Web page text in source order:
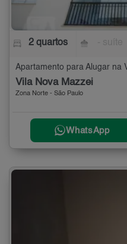
2 quartos
Vila Nova Mazzei
Zona Norte - São Paulo
WhatsApp